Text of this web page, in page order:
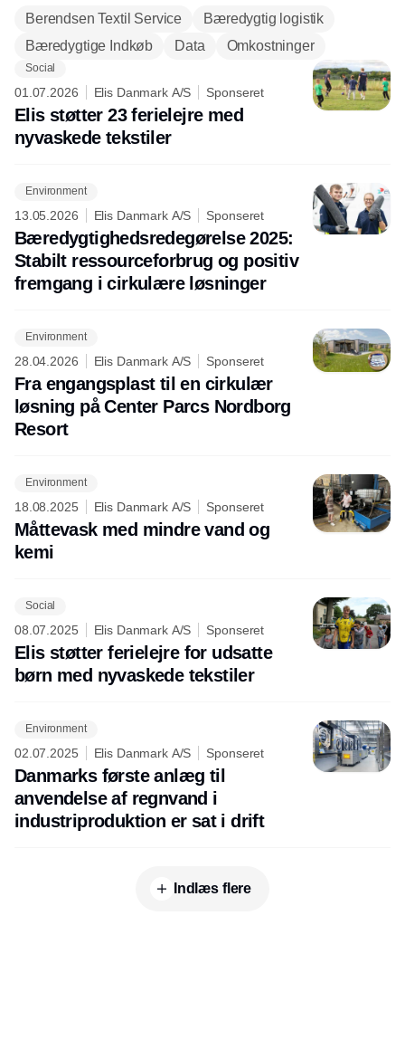
Berendsen Textil Service
Bæredygtig logistik
Bæredygtige Indkøb
Data Omkostninger
Social
01.07.2026 Elis Danmark A/S Sponseret
Elis støtter 23 ferielejre med
nyvaskede tekstiler
Environment
13.05.2026 Elis Danmark A/S Sponseret
Bæredygtighedsredegørelse 2025:
Stabilt ressourceforbrug og positiv
fremgang i cirkulære løsninger
Environment
28.04.2026 Elis Danmark A/S Sponseret
Fra engangsplast til en cirkulær
løsning på Center Parcs Nordborg
Resort
Environment
18.08.2025 Elis Danmark A/S Sponseret
Måttevask med mindre vand og
kemi
Social
08.07.2025 Elis Danmark A/S Sponseret
Elis støtter ferielejre for udsatte
børn med nyvaskede tekstiler
Environment
02.07.2025 Elis Danmark A/S Sponseret
Danmarks første anlæg til
anvendelse af regnvand i
industriproduktion er sat i drift
Indlæs flere